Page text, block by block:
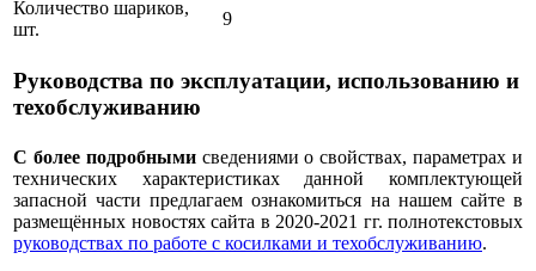
Количество шариков,
шт.
9
Руководства по эксплуатации, использованию и
техобслуживанию
С более подробнымисведениями о свойствах, параметрах и
технических характеристиках данной комплектующей
запасной части предлагаем ознакомиться на нашем сайте в
размещённых новостях сайта в 2020-2021 гг. полнотекстовых
руководствах по работе с косилками и техобслуживанию.